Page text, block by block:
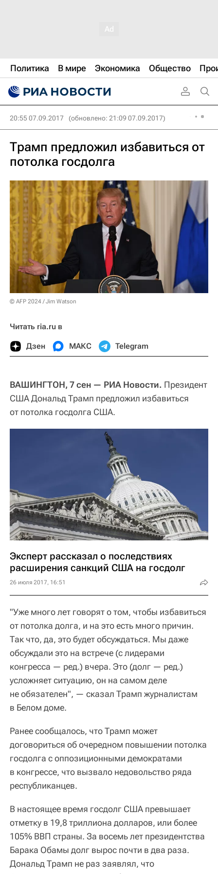
Политика В мире Экономика Общество
20:55 07.09.2017 (обновлено: 21:09 07.09.2017)
Трамп предложил избавиться от
потолка госдолга
© AFP 2024 / Jim Watson
Читать ria.ru в
Дзен МАКС Telegram
ВАШИНГТОН, 7 сен — РИА Новости. Президент
США Дональд Трамп предложил избавиться
от потолка госдолга США.
Эксперт рассказал о последствиях
расширения санкций США на госдолг
26 июля 2017, 16:51
"Уже много лет говорят о том, чтобы избавиться
от потолка долга, и на это есть много причин.
Так что, да, это будет обсуждаться. Мы даже
обсуждали это на встрече (с лидерами
конгресса — ред.) вчера. Это (долг — ред.)
усложняет ситуацию, он на самом деле
не обязателен", — сказал Трамп журналистам
в Белом доме.
Ранее сообщалось, что Трамп может
договориться об очередном повышении потолка
госдолга с оппозиционными демократами
в конгрессе, что вызвало недовольство ряда
республиканцев.
В настоящее время госдолг США превышает
отметку в 19,8 триллиона долларов, или более
105% ВВП страны. За восемь лет президентства
Барака Обамы долг вырос почти в два раза.
Дональд Трамп не раз заявлял, что